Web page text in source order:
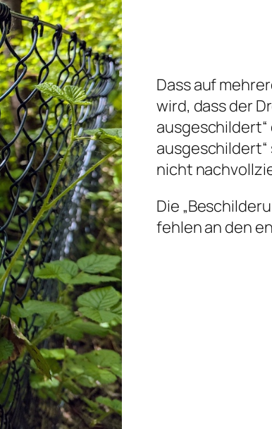
Dass auf
wird, dass der
ausgeschildert“
nicht
Die
fehlen an den